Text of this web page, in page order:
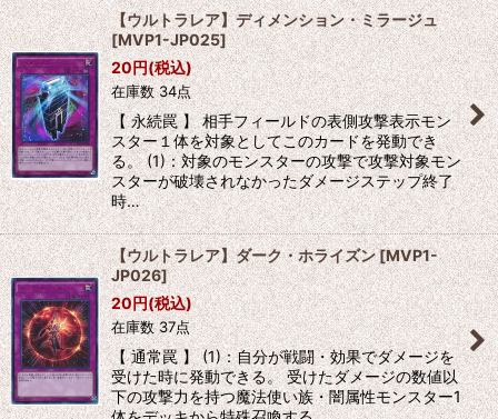
【ウルトラレア】ディメンション・ミラージュ
[MVP1-JP025]
20円(税込)
在庫数 34点
【 永続罠 】 相手フィールドの表側攻撃表示モン
スター１体を対象としてこのカードを発動でき
る。 (1)：対象のモンスターの攻撃で攻撃対象モン
スターが破壊されなかったダメージステップ終了
時…
【ウルトラレア】ダーク・ホライズン[MVP1-
JP026]
20円(税込)
在庫数 37点
【 通常罠 】 (1)：自分が戦闘・効果でダメージを
受けた時に発動できる。 受けたダメージの数値以
下の攻撃力を持つ魔法使い族・闇属性モンスター1